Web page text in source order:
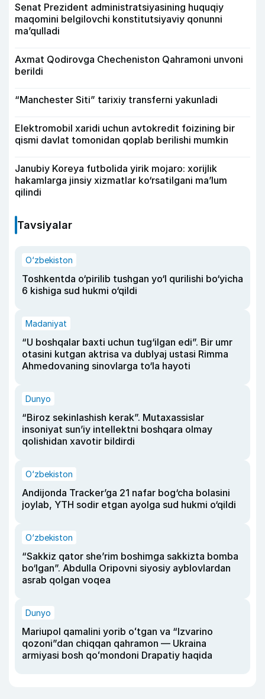
Senat Prezident administratsiyasining huquqiy
maqomini belgilovchi konstitutsiyaviy qonunni
ma’qulladi
Axmat Qodirovga Checheniston Qahramoni unvoni
berildi
“Manchester Siti” tarixiy transferni yakunladi
Elektromobil xaridi uchun avtokredit foizining bir
qismi davlat tomonidan qoplab berilishi mumkin
Janubiy Koreya futbolida yirik mojaro: xorijlik
hakamlarga jinsiy xizmatlar ko‘rsatilgani ma’lum
qilindi
Tavsiyalar
O‘zbekiston
Toshkentda o‘pirilib tushgan yo‘l qurilishi bo‘yicha
6 kishiga sud hukmi o‘qildi
Madaniyat
“U boshqalar baxti uchun tug‘ilgan edi”. Bir umr
otasini kutgan aktrisa va dublyaj ustasi Rimma
Ahmedovaning sinovlarga to‘la hayoti
Dunyo
“Biroz sekinlashish kerak”. Mutaxassislar
insoniyat sun’iy intellektni boshqara olmay
qolishidan xavotir bildirdi
O‘zbekiston
Andijonda Tracker’ga 21 nafar bog‘cha bolasini
joylab, YTH sodir etgan ayolga sud hukmi o‘qildi
O‘zbekiston
“Sakkiz qator she’rim boshimga sakkizta bomba
bo‘lgan”. Abdulla Oripovni siyosiy ayblovlardan
asrab qolgan voqea
Dunyo
Mariupol qamalini yorib oʻtgan va “Izvarino
qozoni”dan chiqqan qahramon — Ukraina
armiyasi bosh qoʻmondoni Drapatiy haqida